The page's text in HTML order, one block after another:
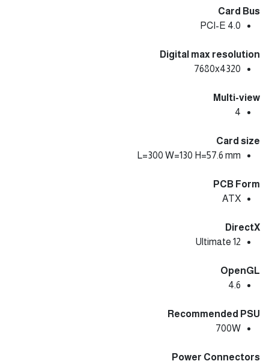
Card Bus
PCI-E 4.0
Digital max resolution
7680x4320
Multi-view
4
Card size
L=300 W=130 H=57.6 mm
PCB Form
ATX
DirectX
12 Ultimate
OpenGL
4.6
Recommended PSU
700W
Power Connectors